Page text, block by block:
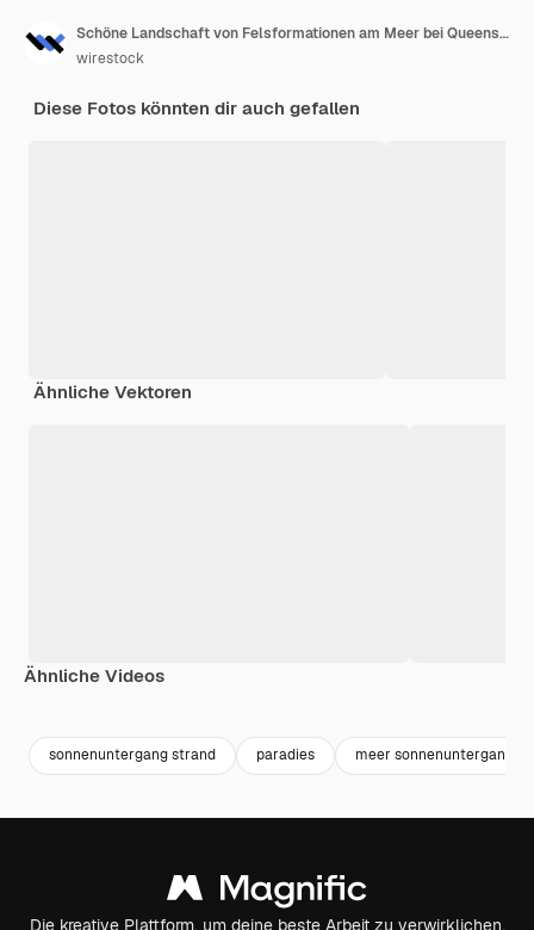
Schöne Landschaft von Felsformationen am Meer bei Queens Bath, Kauai, Hawaii bei Sonnenuntergang
wirestock
Diese Fotos könnten dir auch gefallen
Ähnliche Vektoren
Ähnliche Videos
sonnenuntergang strand paradies meer sonnenuntergang
Die kreative Plattform, um deine beste Arbeit zu verwirklichen.